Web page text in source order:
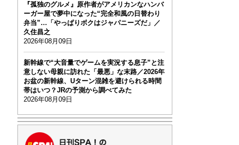
『孤独のグルメ』原作者がアメリカンなハンバ
ーガー屋で夢中になった“完全和風の日替わり
弁当”…「やっぱりボクはジャパニーズだ」／
久住昌之
2026年08月09日
新幹線で“大音量でゲームを実況する息子”と注
意しない母親に訪れた「最悪」な末路／2026年
お盆の新幹線、Uターン混雑を避けられる時間
帯はいつ？JRの予測から調べてみた
2026年08月09日